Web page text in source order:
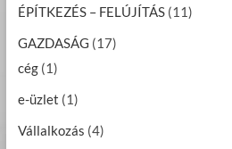
ÉPÍTKEZÉS – FELÚJÍTÁS(11)
GAZDASÁG (17)
cég(1)
e-üzlet (1)
Vállalkozás (4)